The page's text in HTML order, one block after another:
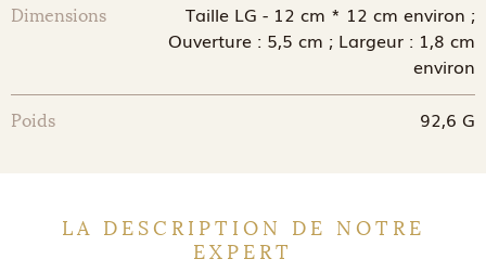
Dimensions
Taille LG - 12 cm * 12 cm environ ;
Ouverture : 5,5 cm ; Largeur : 1,8 cm
environ
Poids 92,6 G
LA DESCRIPTION DE NOTRE
EXPERT